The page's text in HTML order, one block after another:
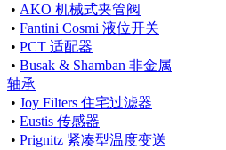
• AKO 机械式夹管阀
• Fantini Cosmi 液位开关
• PCT 适配器
• Busak & Shamban 非金属
轴承
• Joy Filters 住宅过滤器
• Eustis 传感器
• Prignitz 紧凑型温度变送